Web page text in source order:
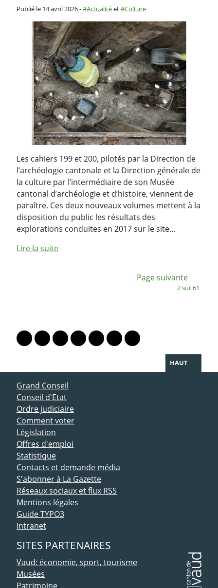
Publié le 14 avril 2026-Catégorie :
Actualitéet Culture
Les cahiers 199 et 200, pilotés par la Direction de
l’archéologie cantonale et la Direction générale de
la culture par l’intermédiaire de son Musée
cantonal d’archéologie et d’histoire, viennent de
paraître. Ces deux nouveaux volumes mettent à la
disposition du public les résultats des
explorations conduites en 2017 sur le site…
Lire la suite
Page suivante
2 sur 61
Lien vers le profil Mastodon
Lien vers le profil Bluesky
Lien vers le profil Instagram
Lien vers le profil Linkedin
Lien vers le profil Facebook
Lien vers le profil Twitter
Partager par WhatsApp
HAUT
ACCÈS DIRECT
Grand Conseil
Conseil d'Etat
Ordre judiciaire
Comment voter
Législation
Offres d'emploi
Statistique
Contacts et demande média
S'abonner à La Gazette
Réseaux sociaux et flux RSS
Mentions légales
Guide TYPO3
Intranet
SITES PARTENAIRES
Vaud: économie, sport, tourisme
Musées
Patrimoine